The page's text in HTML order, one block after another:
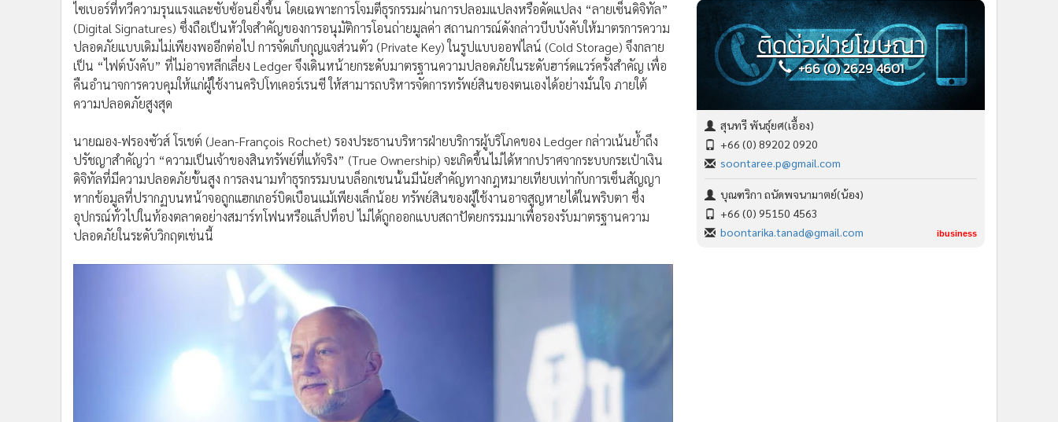
ไซเบอร์ที่ทวีความรุนแรงและซับซ้อนยิ่งขึ้น โดยเฉพาะการโจมตีธุรกรรมผ่านการปลอมแปลงหรือดัดแปลง “ลายเซ็นดิจิทัล”
(Digital Signatures) ซึ่งถือเป็นหัวใจสำคัญของการอนุมัติการโอนถ่ายมูลค่า สถานการณ์ดังกล่าวบีบบังคับให้มาตรการความ
ปลอดภัยแบบเดิมไม่เพียงพออีกต่อไป การจัดเก็บกุญแจส่วนตัว (Private Key) ในรูปแบบออฟไลน์ (Cold Storage) จึงกลาย
เป็น “ไฟต์บังคับ” ที่ไม่อาจหลีกเลี่ยง Ledger จึงเดินหน้ายกระดับมาตรฐานความปลอดภัยในระดับฮาร์ดแวร์ครั้งสำคัญ เพื่อ
คืนอำนาจการควบคุมให้แก่ผู้ใช้งานคริปโทเคอร์เรนซี ให้สามารถบริหารจัดการทรัพย์สินของตนเองได้อย่างมั่นใจ ภายใต้
ความปลอดภัยสูงสุด
นายฌอง-ฟรองซัวส์ โรเชต์ (Jean-François Rochet) รองประธานบริหารฝ่ายบริการผู้บริโภคของ Ledger กล่าวเน้นย้ำถึง
ปรัชญาสำคัญว่า “ความเป็นเจ้าของสินทรัพย์ที่แท้จริง” (True Ownership) จะเกิดขึ้นไม่ได้หากปราศจากระบบกระเป๋าเงิน
ดิจิทัลที่มีความปลอดภัยขั้นสูง การลงนามทำธุรกรรมบนบล็อกเชนนั้นมีนัยสำคัญทางกฎหมายเทียบเท่ากับการเซ็นสัญญา
หากข้อมูลที่ปรากฏบนหน้าจอถูกแฮกเกอร์บิดเบือนแม้เพียงเล็กน้อย ทรัพย์สินของผู้ใช้งานอาจสูญหายได้ในพริบตา ซึ่ง
อุปกรณ์ทั่วไปในท้องตลาดอย่างสมาร์ทโฟนหรือแล็ปท็อป ไม่ได้ถูกออกแบบสถาปัตยกรรมมาเพื่อรองรับมาตรฐานความ
ปลอดภัยในระดับวิกฤตเช่นนี้
ติดต่อฝ่ายโฆษณา
+66 (0) 2629 4601
สุนทรี พันธุ์ยศ(เอื้อง)
+66 (0) 89202 0920
soontaree.p@gmail.com
บุณฑริกา ถนัดพจนามาตย์(น้อง)
+66 (0) 95150 4563
boontarika.tanad@gmail.com
ibusiness